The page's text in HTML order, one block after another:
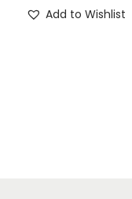
Add to Wishlist